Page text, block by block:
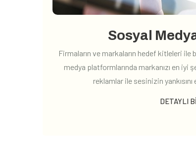
Sosyal
Firmaların ve markaların hedef kitleleri
medya platformlarında markanızı en
reklamlar ile sesinizin yankısını
DETAYLI